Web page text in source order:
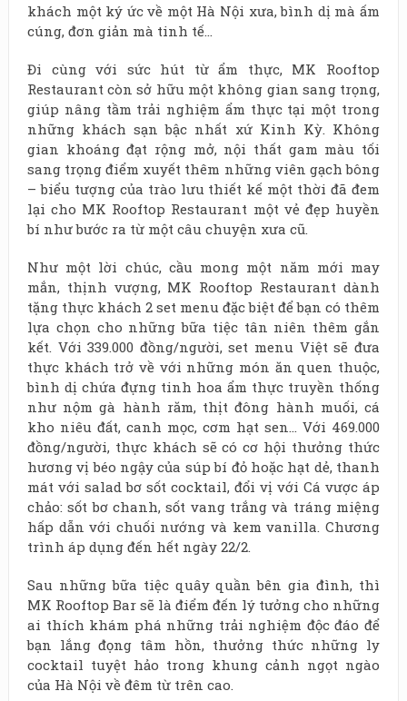
khách một ký ức về một Hà Nội xưa, bình dị mà ấm
cúng, đơn giản mà tinh tế…
Đi cùng với sức hút từ ẩm thực, MK Rooftop
Restaurant còn sở hữu một không gian sang trọng,
giúp nâng tầm trải nghiệm ẩm thực tại một trong
những khách sạn bậc nhất xứ Kinh Kỳ. Không
gian khoáng đạt rộng mở, nội thất gam màu tối
sang trọng điểm xuyết thêm những viên gạch bông
– biểu tượng của trào lưu thiết kế một thời đã đem
lại cho MK Rooftop Restaurant một vẻ đẹp huyền
bí như bước ra từ một câu chuyện xưa cũ.
Như một lời chúc, cầu mong một năm mới may
mắn, thịnh vượng, MK Rooftop Restaurant dành
tặng thực khách 2 set menu đặc biệt để bạn có thêm
lựa chọn cho những bữa tiệc tân niên thêm gắn
kết. Với 339.000 đồng/người, set menu Việt sẽ đưa
thực khách trở về với những món ăn quen thuộc,
bình dị chứa đựng tinh hoa ẩm thực truyền thống
như nộm gà hành răm, thịt đông hành muối, cá
kho niêu đất, canh mọc, cơm hạt sen… Với 469.000
đồng/người, thực khách sẽ có cơ hội thưởng thức
hương vị béo ngậy của súp bí đỏ hoặc hạt dẻ, thanh
mát với salad bơ sốt cocktail, đổi vị với Cá vược áp
chảo: sốt bơ chanh, sốt vang trắng và tráng miệng
hấp dẫn với chuối nướng và kem vanilla. Chương
trình áp dụng đến hết ngày 22/2.
Sau những bữa tiệc quây quần bên gia đình, thì
MK Rooftop Bar sẽ là điểm đến lý tưởng cho những
ai thích khám phá những trải nghiệm độc đáo để
bạn lắng đọng tâm hồn, thưởng thức những ly
cocktail tuyệt hảo trong khung cảnh ngọt ngào
của Hà Nội về đêm từ trên cao.